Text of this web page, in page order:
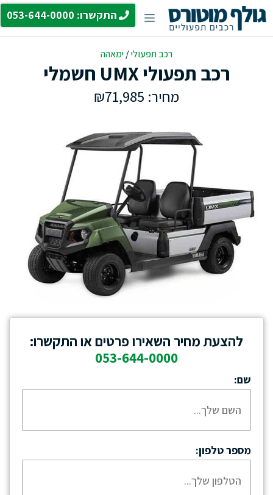
לדלג
תפריט התקשרו: 053-644-0000
רכב תפעולי/ימאהה
רכב תפעולי UMX חשמלי
מחיר: ₪71,985
להצעת מחיר השאירו פרטים או התקשרו:
053-644-0000
שם:
מספר טלפון: